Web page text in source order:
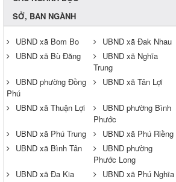
SỞ, BAN NGÀNH
UBND xã Bom Bo UBND xã Đak Nhau
UBND xã Bù Đăng
UBND xã Nghĩa
Trung
UBND phường Đồng
Phú
UBND xã Tân Lợi
UBND xã Thuận Lợi
UBND phường Bình
Phước
UBND xã Phú Trung
UBND xã Phú Riềng
UBND xã Bình Tân
UBND phường
Phước Long
UBND xã Đa Kia
UBND xã Phú Nghĩa